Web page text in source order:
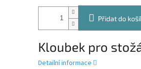
Přidat do
Kloubek pro
Detailní informace